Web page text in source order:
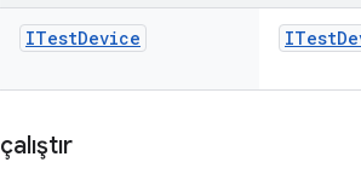
ITestDevice ITest
çalıştır